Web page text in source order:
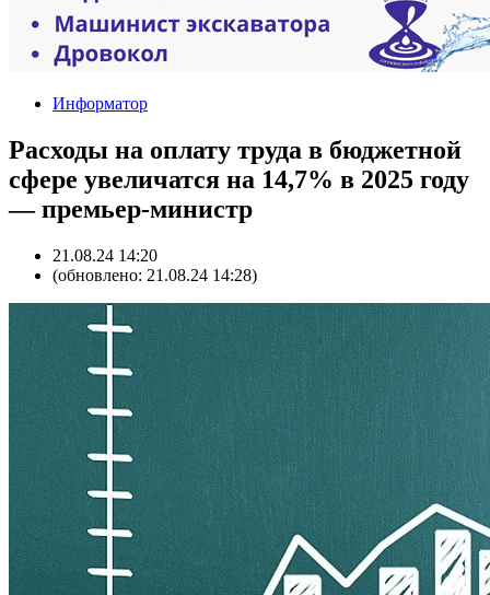
Информатор
Расходы на оплату труда в бюджетной
сфере увеличатся на 14,7% в 2025 году
— премьер-министр
21.08.24 14:20
(обновлено: 21.08.24 14:28)